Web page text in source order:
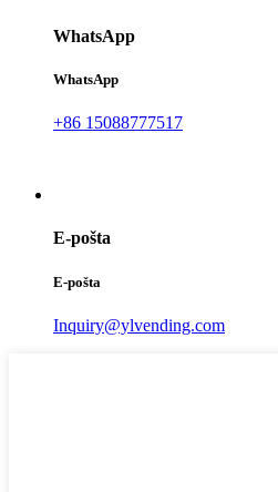
WhatsApp
WhatsApp
+86 15088777517
E-pošta
E-pošta
Inquiry@ylvending.com